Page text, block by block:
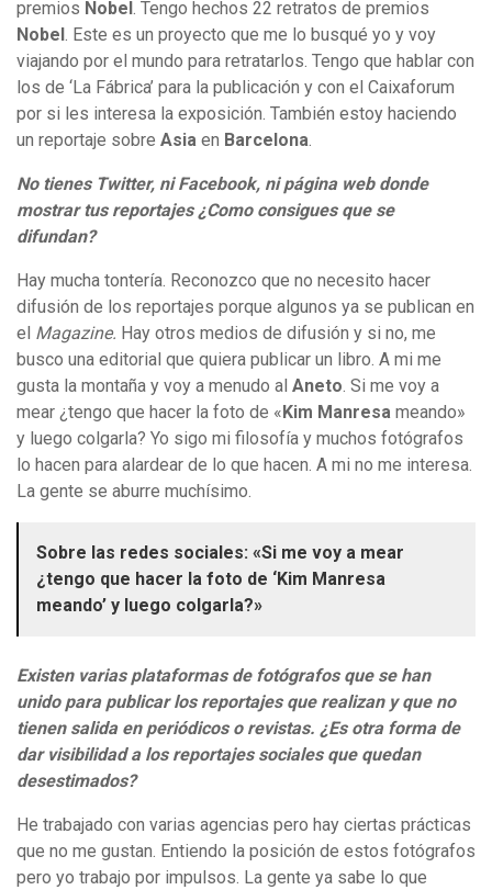
premios Nobel . Tengo hechos 22 retratos de premios
Nobel . Este es un proyecto que me lo busqué yo y voy
viajando por el mundo para retratarlos. Tengo que hablar con
los de ‘La Fábrica’ para la publicación y con el Caixaforum
por si les interesa la exposición. También estoy haciendo
un reportaje sobre Asia en Barcelona.
No tienes Twitter, ni Facebook, ni página web donde
mostrar tus reportajes ¿Como consigues que se
difundan?
Hay mucha tontería. Reconozco que no necesito hacer
difusión de los reportajes porque algunos ya se publican en
el Magazine. Hay otros medios de difusión y si no, me
busco una editorial que quiera publicar un libro. A mi me
gusta la montaña y voy a menudo al Aneto. Si me voy a
mear ¿tengo que hacer la foto de « Kim Manresa meando»
y luego colgarla? Yo sigo mi filosofía y muchos fotógrafos
lo hacen para alardear de lo que hacen. A mi no me interesa.
La gente se aburre muchísimo.
Sobre las redes sociales: «Si me voy a mear
¿tengo que hacer la foto de ‘Kim Manresa
meando’ y luego colgarla?»
Existen varias plataformas de fotógrafos que se han
unido para publicar los reportajes que realizan y que no
tienen salida en periódicos o revistas. ¿Es otra forma de
dar visibilidad a los reportajes sociales que quedan
desestimados?
He trabajado con varias agencias pero hay ciertas prácticas
que no me gustan. Entiendo la posición de estos fotógrafos
pero yo trabajo por impulsos. La gente ya sabe lo que